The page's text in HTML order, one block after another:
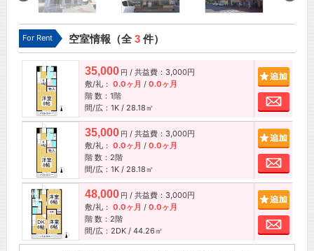
For Rent 空室情報（全3件）
35,000 円 / 共益費：3,000円
敷/礼： 0.0ヶ月 / 0.0ヶ月
階 数：1階
間/広：1K / 28.18㎡
お問
35,000 円 / 共益費：3,000円
敷/礼： 0.0ヶ月 / 0.0ヶ月
階 数：2階
間/広：1K / 28.18㎡
お問
48,000 円 / 共益費：3,000円
敷/礼： 0.0ヶ月 / 0.0ヶ月
階 数：2階
間/広：2DK / 44.26㎡
お問